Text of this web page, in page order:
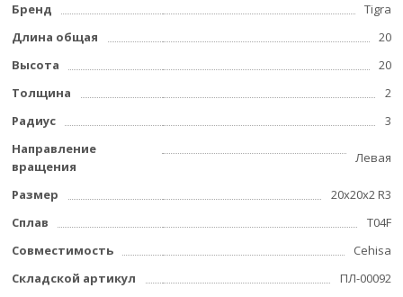
Бренд
Tigra
Длина общая
20
Высота
20
Толщина
2
Радиус
3
Направление
вращения
Левая
Размер
20х20х2 R3
Сплав
T04F
Совместимость
Cehisa
Складской артикул
ПЛ-00092